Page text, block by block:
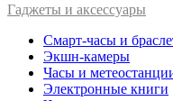
Гаджеты и аксессуары
Смарт-часы и
Экшн-камеры
Часы и
Электронные книги